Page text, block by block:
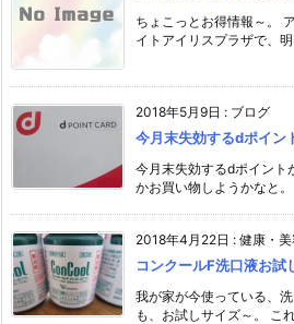
ちょこっとお得情報～。
イトアイリスプラザで、
2018年5月9日 : ブログ
今月末失効するdポイン
今月末失効するdポイント
かお買い物しようかなと。
2018年4月22日 : 健康・
コンクールF洗口液お試
我が家が今使っている、
も、お試しサイズ～。 こ